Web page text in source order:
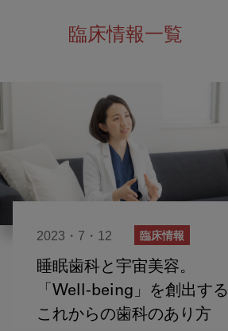
臨床情報一覧
2023・7・12 臨床情報
睡眠歯科と宇宙美容。
「Well-being」を創出する
これからの歯科のあり方